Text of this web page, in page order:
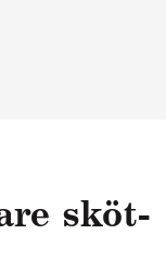
sköt­